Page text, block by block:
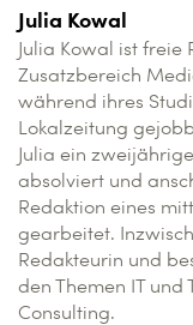
Julia Kowal
Julia Kowal ist freie
Zusatzbereich
während ihres
Lokalzeitung
Julia ein
absolviert und
Redaktion eines
gearbeitet.
Redakteurin und
den Themen IT und
Consulting.